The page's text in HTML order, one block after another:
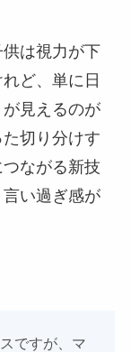
供は視力が下
ど、単に日
見えるのが
切り分けす
ながる新技
い過ぎ感が
ですが、マ